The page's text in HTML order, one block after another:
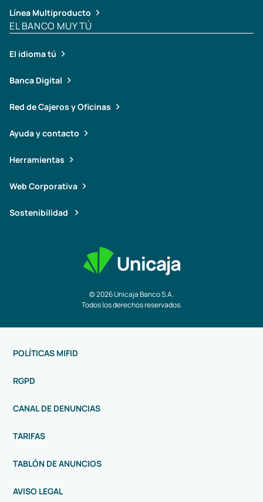
© 2026 Unicaja Banco S.A.
Todos los derechos reservados.
Línea Multiproducto
EL BANCO MUY TÚ
El idioma tú
Banca Digital
Red de Cajeros y Oficinas
Ayuda y contacto
Herramientas
Web Corporativa
Sostenibilidad
POLÍTICAS MIFID
RGPD
CANAL DE DENUNCIAS
TARIFAS
TABLÓN DE ANUNCIOS
AVISO LEGAL